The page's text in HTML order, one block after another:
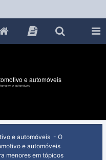
e automóveis
e automóveis
e automóveis - O
e automóveis
menores em tópicos